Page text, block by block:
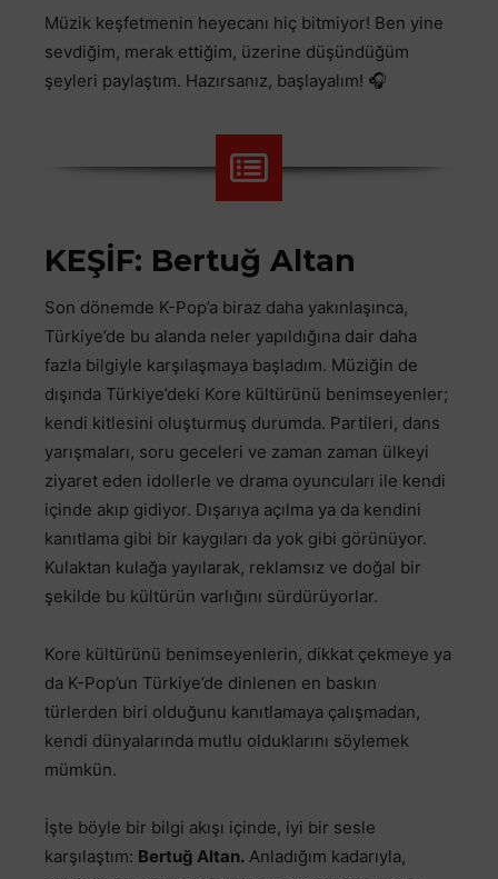
Müzik keşfetmenin heyecanı hiç bitmiyor! Ben yine
sevdiğim, merak ettiğim, üzerine düşündüğüm
şeyleri paylaştım. Hazırsanız, başlayalım! 🎧
KEŞİF: Bertuğ Altan
Son dönemde K-Pop’a biraz daha yakınlaşınca,
Türkiye’de bu alanda neler yapıldığına dair daha
fazla bilgiyle karşılaşmaya başladım. Müziğin de
dışında Türkiye’deki Kore kültürünü benimseyenler;
kendi kitlesini oluşturmuş durumda. Partileri, dans
yarışmaları, soru geceleri ve zaman zaman ülkeyi
ziyaret eden idollerle ve drama oyuncuları ile kendi
içinde akıp gidiyor. Dışarıya açılma ya da kendini
kanıtlama gibi bir kaygıları da yok gibi görünüyor.
Kulaktan kulağa yayılarak, reklamsız ve doğal bir
şekilde bu kültürün varlığını sürdürüyorlar.
Kore kültürünü benimseyenlerin, dikkat çekmeye ya
da K-Pop’un Türkiye’de dinlenen en baskın
türlerden biri olduğunu kanıtlamaya çalışmadan,
kendi dünyalarında mutlu olduklarını söylemek
mümkün.
İşte böyle bir bilgi akışı içinde, iyi bir sesle
karşılaştım: Bertuğ Altan. Anladığım kadarıyla,